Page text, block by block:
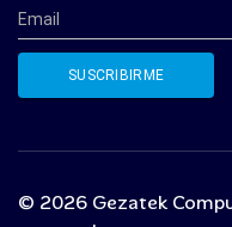
© 2026 Gezatek